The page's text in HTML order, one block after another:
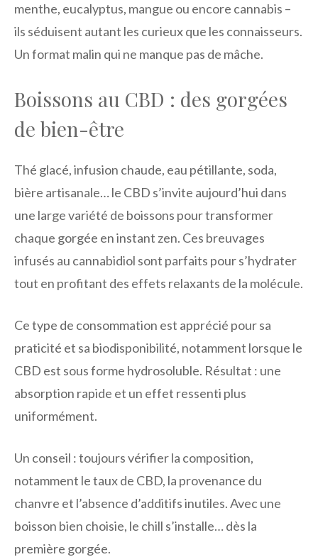
menthe, eucalyptus, mangue ou encore cannabis –
ils séduisent autant les curieux que les connaisseurs.
Un format malin qui ne manque pas de mâche.
Boissons au CBD : des gorgées
de bien-être
Thé glacé, infusion chaude, eau pétillante, soda,
bière artisanale… le CBD s’invite aujourd’hui dans
une large variété de boissons pour transformer
chaque gorgée en instant zen. Ces breuvages
infusés au cannabidiol sont parfaits pour s’hydrater
tout en profitant des effets relaxants de la molécule.
Ce type de consommation est apprécié pour sa
praticité et sa biodisponibilité, notamment lorsque le
CBD est sous forme hydrosoluble. Résultat : une
absorption rapide et un effet ressenti plus
uniformément.
Un conseil : toujours vérifier la composition,
notamment le taux de CBD, la provenance du
chanvre et l’absence d’additifs inutiles. Avec une
boisson bien choisie, le chill s’installe… dès la
première gorgée.